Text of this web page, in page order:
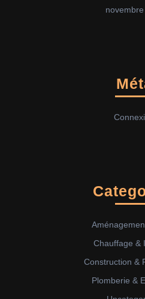
Chauffage &
Construction &
Plomberie &